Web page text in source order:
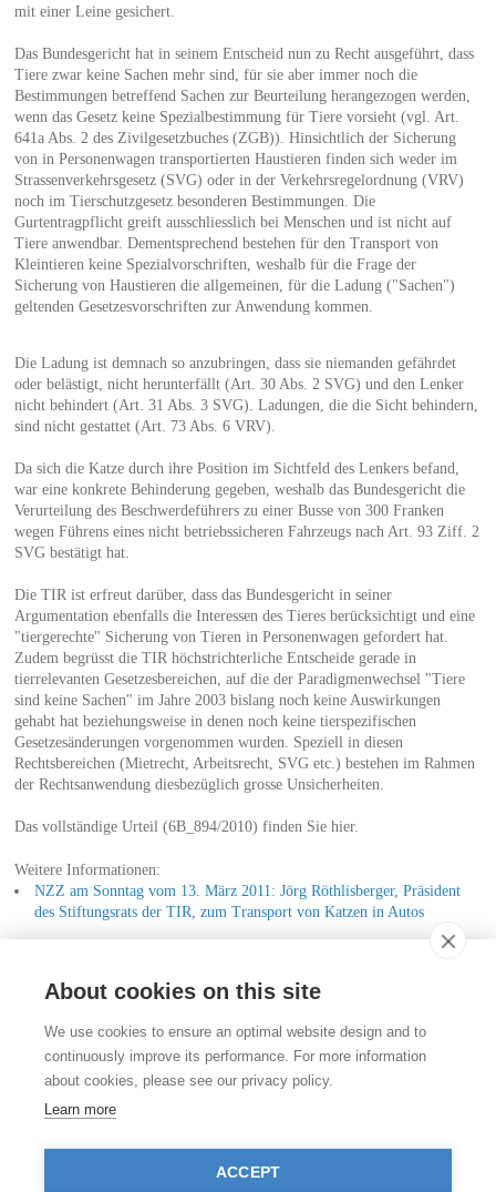
mit einer Leine gesichert.
Das Bundesgericht hat in seinem Entscheid nun zu Recht ausgeführt, dass
Tiere zwar keine Sachen mehr sind, für sie aber immer noch die
Bestimmungen betreffend Sachen zur Beurteilung herangezogen werden,
wenn das Gesetz keine Spezialbestimmung für Tiere vorsieht (vgl. Art.
641a Abs. 2 des Zivilgesetzbuches (ZGB)). Hinsichtlich der Sicherung
von in Personenwagen transportierten Haustieren finden sich weder im
Strassenverkehrsgesetz (SVG) oder in der Verkehrsregelordnung (VRV)
noch im Tierschutzgesetz besonderen Bestimmungen. Die
Gurtentragpflicht greift ausschliesslich bei Menschen und ist nicht auf
Tiere anwendbar. Dementsprechend bestehen für den Transport von
Kleintieren keine Spezialvorschriften, weshalb für die Frage der
Sicherung von Haustieren die allgemeinen, für die Ladung ("Sachen")
geltenden Gesetzesvorschriften zur Anwendung kommen.
Die Ladung ist demnach so anzubringen, dass sie niemanden gefährdet
oder belästigt, nicht herunterfällt (Art. 30 Abs. 2 SVG) und den Lenker
nicht behindert (Art. 31 Abs. 3 SVG). Ladungen, die die Sicht behindern,
sind nicht gestattet (Art. 73 Abs. 6 VRV).
Da sich die Katze durch ihre Position im Sichtfeld des Lenkers befand,
war eine konkrete Behinderung gegeben, weshalb das Bundesgericht die
Verurteilung des Beschwerdeführers zu einer Busse von 300 Franken
wegen Führens eines nicht betriebssicheren Fahrzeugs nach Art. 93 Ziff. 2
SVG bestätigt hat.
Die TIR ist erfreut darüber, dass das Bundesgericht in seiner
Argumentation ebenfalls die Interessen des Tieres berücksichtigt und eine
"tiergerechte" Sicherung von Tieren in Personenwagen gefordert hat.
Zudem begrüsst die TIR höchstrichterliche Entscheide gerade in
tierrelevanten Gesetzesbereichen, auf die der Paradigmenwechsel "Tiere
sind keine Sachen" im Jahre 2003 bislang noch keine Auswirkungen
gehabt hat beziehungsweise in denen noch keine tierspezifischen
Gesetzesänderungen vorgenommen wurden. Speziell in diesen
Rechtsbereichen (Mietrecht, Arbeitsrecht, SVG etc.) bestehen im Rahmen
der Rechtsanwendung diesbezüglich grosse Unsicherheiten.
Das vollständige Urteil (6B_894/2010) finden Sie hier.
Weitere Informationen:
NZZ am Sonntag vom 13. März 2011: Jörg Röthlisberger, Präsident
des Stiftungsrats der TIR, zum Transport von Katzen in Autos
20 Minuten vom 15. Juni 2009: Garagist steht wegen Katze im Auto
Stiftung für das Tier im Recht (TIR)
Rigistrasse 9
CH - 8006 Zürich
info@tierimrecht.org
Ihre Spende kann von den Steuern abgezogen werden.
IBAN: CH17 0900 0000 8770 0700 7, PostFinance CHF
About cookies on this site
We use cookies to ensure an optimal website design and to
continuously improve its performance. For more information
about cookies, please see our privacy policy.
Learn more
ACCEPT